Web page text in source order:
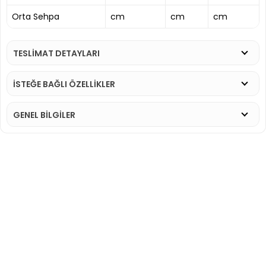
Orta Sehpa
cm cm cm
TESLİMAT DETAYLARI
İSTEĞE BAĞLI ÖZELLİKLER
GENEL BİLGİLER